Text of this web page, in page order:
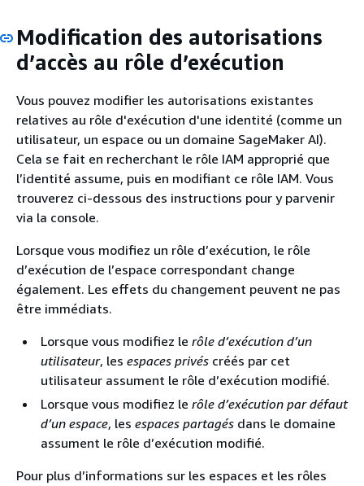
Modification des autorisations
d’accès au rôle d’exécution
Vous pouvez modifier les autorisations existantes
relatives au rôle d'exécution d'une identité (comme un
utilisateur, un espace ou un domaine SageMaker AI).
Cela se fait en recherchant le rôle IAM approprié que
l’identité assume, puis en modifiant ce rôle IAM. Vous
trouverez ci-dessous des instructions pour y parvenir
via la console.
Lorsque vous modifiez un rôle d’exécution, le rôle
d’exécution de l’espace correspondant change
également. Les effets du changement peuvent ne pas
être immédiats.
Lorsque vous modifiez le rôle d’exécution d’un
utilisateur, les espaces privés créés par cet
utilisateur assument le rôle d’exécution modifié.
Lorsque vous modifiez le rôle d’exécution par défaut
d’un espace, les espaces partagés dans le domaine
assument le rôle d’exécution modifié.
Pour plus d’informations sur les espaces et les rôles